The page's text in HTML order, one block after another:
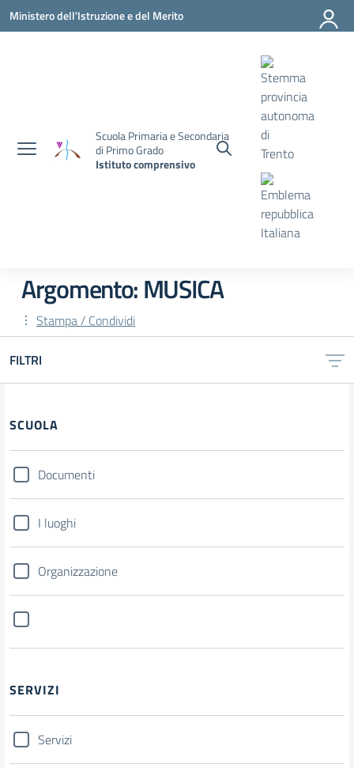
Vai ai contenuti
Vai al menu di navigazione
Vai al footer
Ministero dell'Istruzione e del Merito
Scuola Primaria e Secondaria
di Primo Grado
Istituto comprensivo
Argomento: MUSICA
Stampa / Condividi
FILTRI
SCUOLA
Documenti
I luoghi
Organizzazione
SERVIZI
Servizi